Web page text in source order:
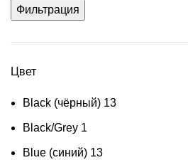
Фильтрация
Цвет
Black (чёрный) 13
Black/Grey 1
Blue (синий) 13